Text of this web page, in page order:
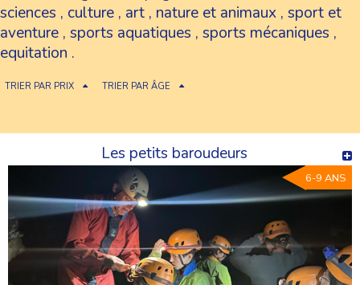
sciences , culture , art , nature et animaux , sport et
aventure , sports aquatiques , sports mécaniques ,
equitation .
TRIER PAR PRIX TRIER PAR ÂGE
Les petits baroudeurs
6-9 ANS